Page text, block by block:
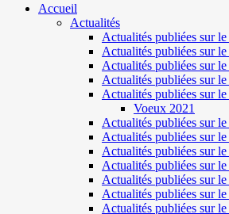
Accueil
Actualités
Actualités publiées sur
Actualités publiées sur
Actualités publiées sur
Actualités publiées sur
Actualités publiées sur le
Voeux 2021
Actualités publiées sur
Actualités publiées sur
Actualités publiées sur
Actualités publiées sur
Actualités publiées sur
Actualités publiées sur
Actualités publiées sur